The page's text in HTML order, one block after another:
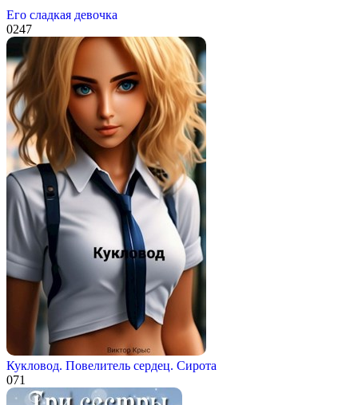
Его сладкая девочка
0247
Кукловод. Повелитель сердец. Сирота
071